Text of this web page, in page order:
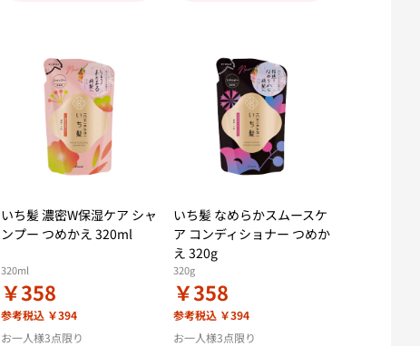
いち髪 濃密W保湿ケア シャ
ンプー つめかえ 320ml
320ml
￥358
参考税込 ￥394
お一人様3点限り
いち髪 なめらかスムースケ
ア コンディショナー つめか
え 320g
320g
￥358
参考税込 ￥394
お一人様3点限り